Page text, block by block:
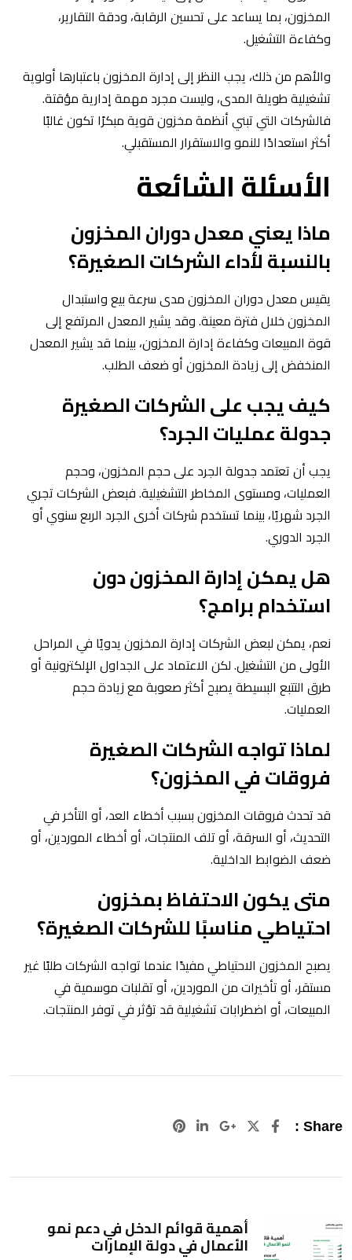
المخزون، بما يساعد على تحسين الرقابة، ودقة التقارير،
وكفاءة التشغيل.
والأهم من ذلك، يجب النظر إلى إدارة المخزون باعتبارها أولوية
تشغيلية طويلة المدى، وليست مجرد مهمة إدارية مؤقتة.
فالشركات التي تبني أنظمة مخزون قوية مبكرًا تكون غالبًا
أكثر استعدادًا للنمو والاستقرار المستقبلي.
الأسئلة الشائعة
ماذا يعني معدل دوران المخزون
بالنسبة لأداء الشركات الصغيرة؟
يقيس معدل دوران المخزون مدى سرعة بيع واستبدال
المخزون خلال فترة معينة. وقد يشير المعدل المرتفع إلى
قوة المبيعات وكفاءة إدارة المخزون، بينما قد يشير المعدل
المنخفض إلى زيادة المخزون أو ضعف الطلب.
كيف يجب على الشركات الصغيرة
جدولة عمليات الجرد؟
يجب أن تعتمد جدولة الجرد على حجم المخزون، وحجم
العمليات، ومستوى المخاطر التشغيلية. فبعض الشركات تجري
الجرد شهريًا، بينما تستخدم شركات أخرى الجرد الربع سنوي أو
الجرد الدوري.
هل يمكن إدارة المخزون دون
استخدام برامج؟
نعم، يمكن لبعض الشركات إدارة المخزون يدويًا في المراحل
الأولى من التشغيل. لكن الاعتماد على الجداول الإلكترونية أو
طرق التتبع البسيطة يصبح أكثر صعوبة مع زيادة حجم
العمليات.
لماذا تواجه الشركات الصغيرة
فروقات في المخزون؟
قد تحدث فروقات المخزون بسبب أخطاء العد، أو التأخر في
التحديث، أو السرقة، أو تلف المنتجات، أو أخطاء الموردين، أو
ضعف الضوابط الداخلية.
متى يكون الاحتفاظ بمخزون
احتياطي مناسبًا للشركات الصغيرة؟
يصبح المخزون الاحتياطي مفيدًا عندما تواجه الشركات طلبًا غير
مستقر، أو تأخيرات من الموردين، أو تقلبات موسمية في
المبيعات، أو اضطرابات تشغيلية قد تؤثر في توفر المنتجات.
Share :
Google+
LinkedIn
Pinterest
أهمية قوائم الدخل في دعم نمو
الأعمال في دولة الإمارات